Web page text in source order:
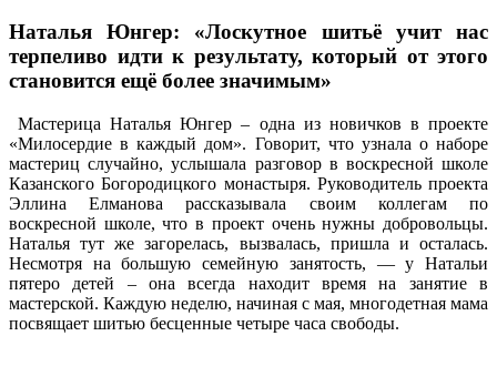
Наталья Юнгер: «Лоскутное шитьё учит нас
терпеливо идти к результату, который от этого
становится ещё более значимым»
Мастерица Наталья Юнгер – одна из новичков в проекте
«Милосердие в каждый дом». Говорит, что узнала о наборе
мастериц случайно, услышала разговор в воскресной школе
Казанского Богородицкого монастыря. Руководитель проекта
Эллина Елманова рассказывала своим коллегам по
воскресной школе, что в проект очень нужны добровольцы.
Наталья тут же загорелась, вызвалась, пришла и осталась.
Несмотря на большую семейную занятость, — у Натальи
пятеро детей – она всегда находит время на занятие в
мастерской. Каждую неделю, начиная с мая, многодетная мама
посвящает шитью бесценные четыре часа свободы.